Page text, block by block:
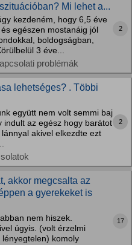
Mi lehet a...
kezdeném, hogy 6,5 éve
egészen mostanáig jól
boldogságban,
3 éve...
problémák
2
lehetséges? . Többi
együtt nem volt semmi baj
indult az egész hogy barátot
akivel elkezdte ezt
2
akkor megcsalta az
a gyerekeket is
nem hiszek.
úgyis. (volt érzelmi
komoly
17